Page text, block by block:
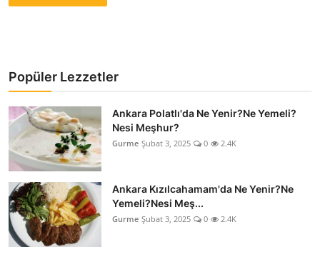
Popüler Lezzetler
Ankara Polatlı'da Ne Yenir?Ne Yemeli?
Nesi Meşhur?
Gurme Şubat 3, 2025 0 2.4K
Ankara Kızılcahamam'da Ne Yenir?Ne
Yemeli?Nesi Meş...
Gurme Şubat 3, 2025 0 2.4K